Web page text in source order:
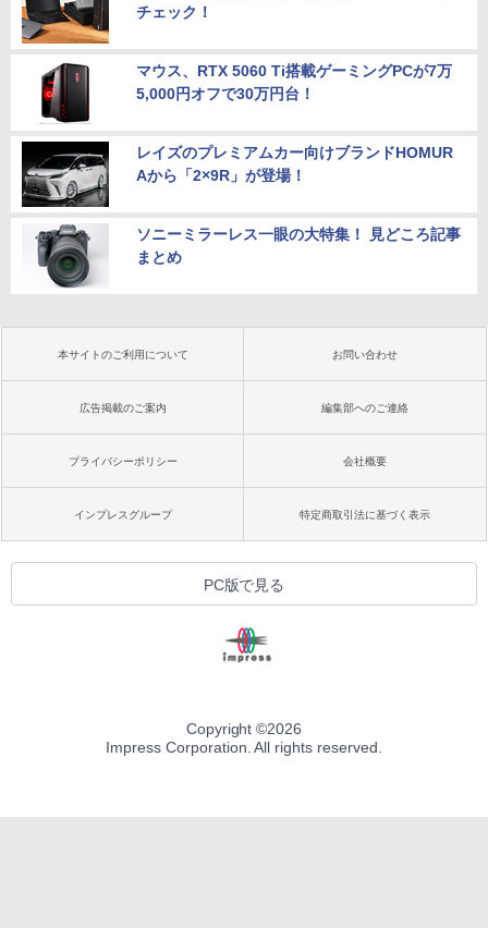
チェック！
マウス、RTX 5060 Ti搭載ゲーミングPCが7万
5,000円オフで30万円台！
レイズのプレミアムカー向けブランドHOMUR
Aから「2×9R」が登場！
ソニーミラーレス一眼の大特集！ 見どころ記事
まとめ
本サイトのご利用について お問い合わせ
広告掲載のご案内 編集部へのご連絡
プライバシーポリシー 会社概要
インプレスグループ 特定商取引法に基づく表示
PC版で見る
Copyright ©2026
Impress Corporation. All rights reserved.